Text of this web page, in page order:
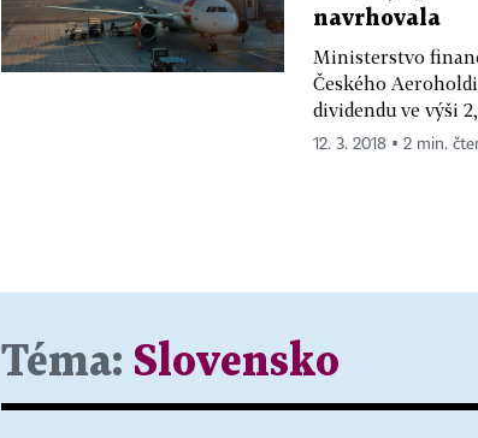
navrhovala
Ministerstvo
Českého
dividendu ve výši
12. 3. 2018 ▪ 2 min.
Téma: Slovensko